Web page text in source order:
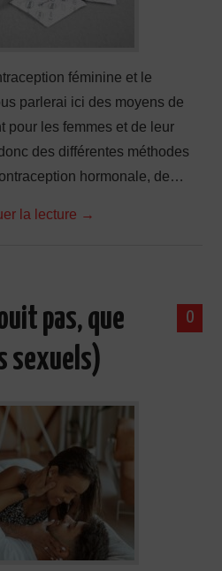
féminine et le
parlerai ici des moyens de
pour les femmes et de leur
des différentes méthodes
hormonale, de…
la lecture →
0
pas, que
sexuels)